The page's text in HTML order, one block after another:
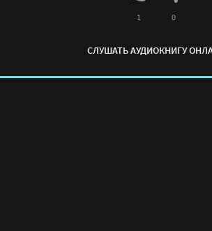
СЛУШАТЬ АУДИОКНИГУ
1 0